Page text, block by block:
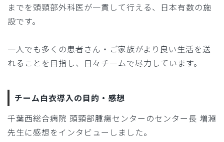
までを頭頸部外科医が一貫して行える、日本有数の施
設です。
一人でも多くの患者さん・ご家族がより良い生活を送
れることを目指し、日々チームで尽力しています。
チーム白衣導入の目的・感想
千葉西総合病院 頭頸部腫瘍センターのセンター長 増淵
先生に感想をインタビューしました。